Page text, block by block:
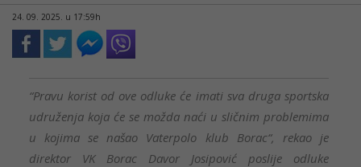
24. 09. 2025. u 17:59h
“Pravu korist od ove odluke će imati sva druga sportska
udruženja koja će se možda naći u sličnim problemima
u kojima se našao Vaterpolo klub Borac“, rekao je
direktor VK Borac Davor Josipović poslije odluke